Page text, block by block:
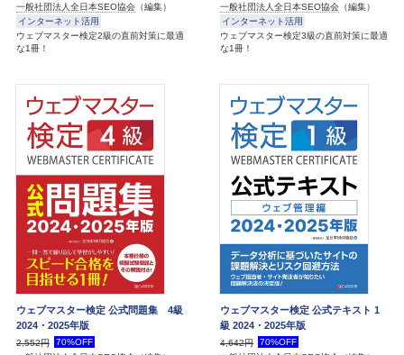
一般社団法人全日本SEO協会 （編集）
インターネット活用
ウェブマスター検定2級の直前対策に最適
な1冊！
一般社団法人全日本SEO協会 （編集）
インターネット活用
ウェブマスター検定3級の直前対策に最適
な1冊！
ウェブマスター検定 公式問題集 4級
2024・2025年版
2,552円
70%OFF
ウェブマスター検定 公式テキスト 1
級 2024・2025年版
4,642円
70%OFF